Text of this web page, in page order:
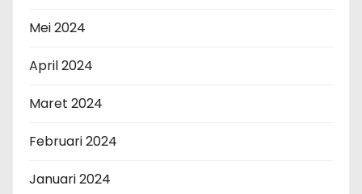
Mei 2024
April 2024
Maret 2024
Februari 2024
Januari 2024